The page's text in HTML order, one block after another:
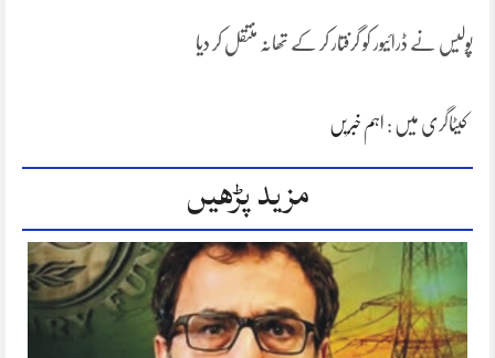
پولیس نے ڈرائیور کو گرفتار کر کے تھانہ منتقل کر دیا
کیٹاگری میں : اہم خبریں
مزید پڑھیں